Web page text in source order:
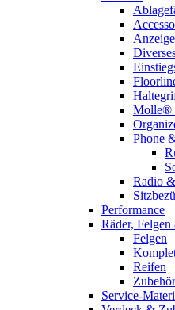
Molle®
Phone
Radio
Performance
Räder,
Felgen
Reifen
Zubehör
Service-